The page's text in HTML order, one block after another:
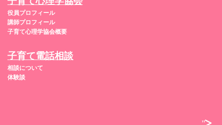
役員プロフィール
講師プロフィール
子育て心理学協会概要
子育て電話相談
相談について
体験談
">